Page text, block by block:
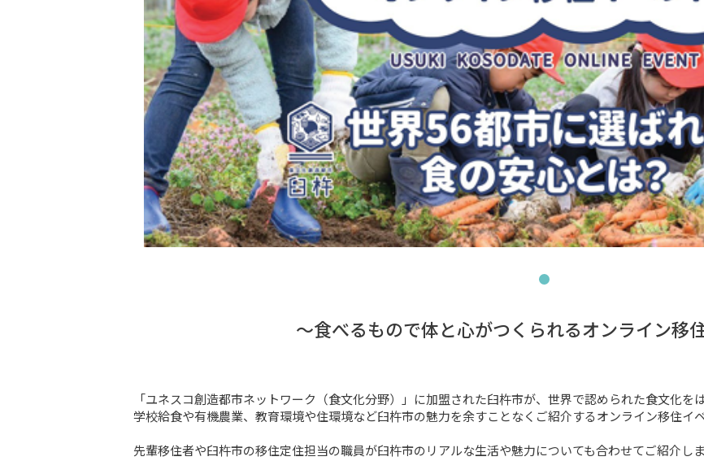
～食べるもので体と心がつくられるオンライン移
「ユネスコ創造都市ネットワーク（食文化分野）」に加盟された臼杵市が、世界で認められた食文化をは
学校給食や有機農業、教育環境や住環境など臼杵市の魅力を余すことなくご紹介するオンライン移住イ
先輩移住者や臼杵市の移住定住担当の職員が臼杵市のリアルな生活や魅力についても合わせてご紹介し